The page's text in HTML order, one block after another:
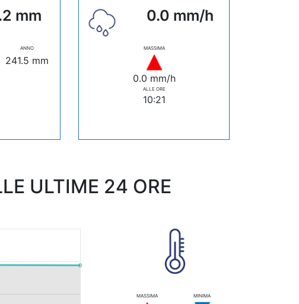
mm
ANNO
241.5 mm
0.0 mm/h
MASSIMA
0.0 mm/h
ALLE ORE
10:21
ULTIME 24 ORE
MASSIMA MINIMA